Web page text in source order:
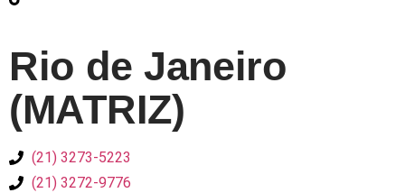
Rio de Janeiro
(MATRIZ)
(21) 3273-5223
(21) 3272-9776